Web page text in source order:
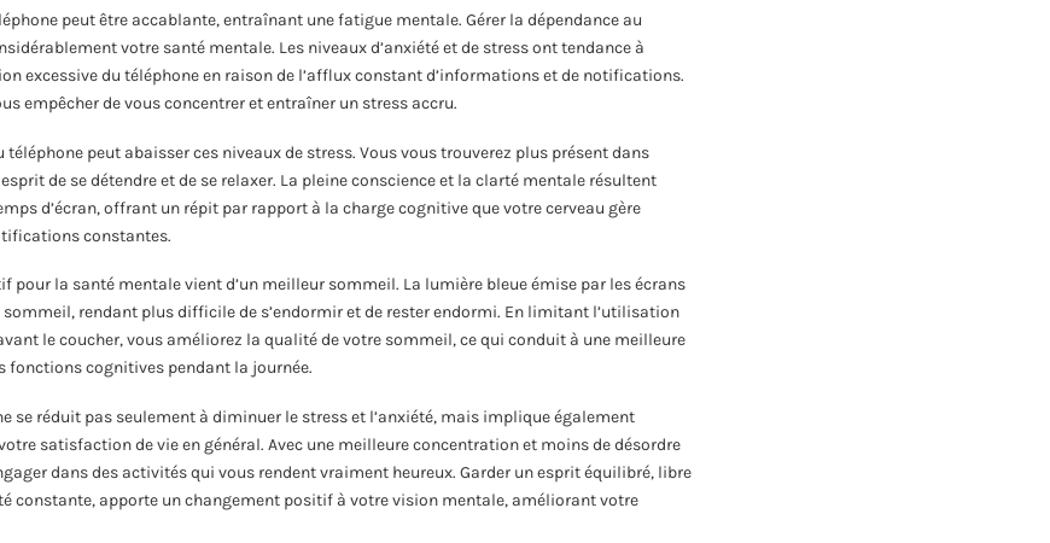
peut être accablante, entraînant une fatigue mentale. Gérer la dépendance au
votre santé mentale. Les niveaux d’anxiété et de stress ont tendance à
excessive du téléphone en raison de l’afflux constant d’informations et de notifications.
empêcher de vous concentrer et entraîner un stress accru.
téléphone peut abaisser ces niveaux de stress. Vous vous trouverez plus présent dans
de se détendre et de se relaxer. La pleine conscience et la clarté mentale résultent
d’écran, offrant un répit par rapport à la charge cognitive que votre cerveau gère
constantes.
pour la santé mentale vient d’un meilleur sommeil. La lumière bleue émise par les écrans
sommeil, rendant plus difficile de s’endormir et de rester endormi. En limitant l’utilisation
le coucher, vous améliorez la qualité de votre sommeil, ce qui conduit à une meilleure
fonctions cognitives pendant la journée.
se réduit pas seulement à diminuer le stress et l’anxiété, mais implique également
satisfaction de vie en général. Avec une meilleure concentration et moins de désordre
dans des activités qui vous rendent vraiment heureux. Garder un esprit équilibré, libre
constante, apporte un changement positif à votre vision mentale, améliorant votre